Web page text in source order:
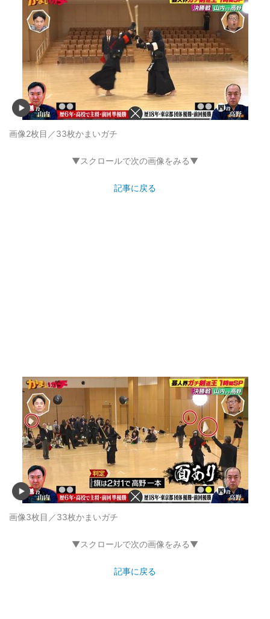
画像2枚目／33枚かまいガチ
▼スクロールで次の画像をみる▼
記事に戻る
画像3枚目／33枚かまいガチ
▼スクロールで次の画像をみる▼
記事に戻る